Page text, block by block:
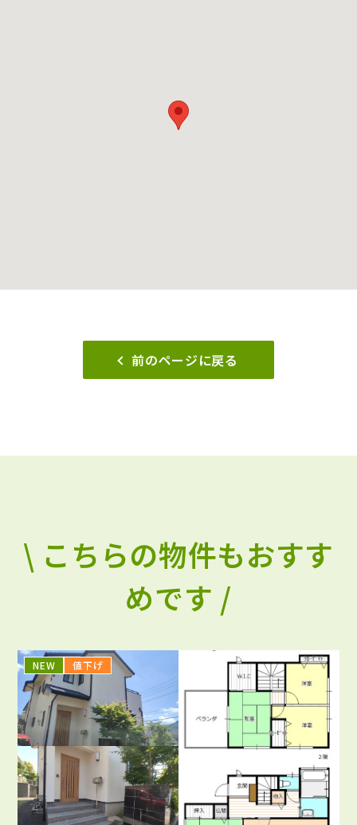
前のページに戻る
\ こちらの物件もおすす
めです /
NEW 値下げ